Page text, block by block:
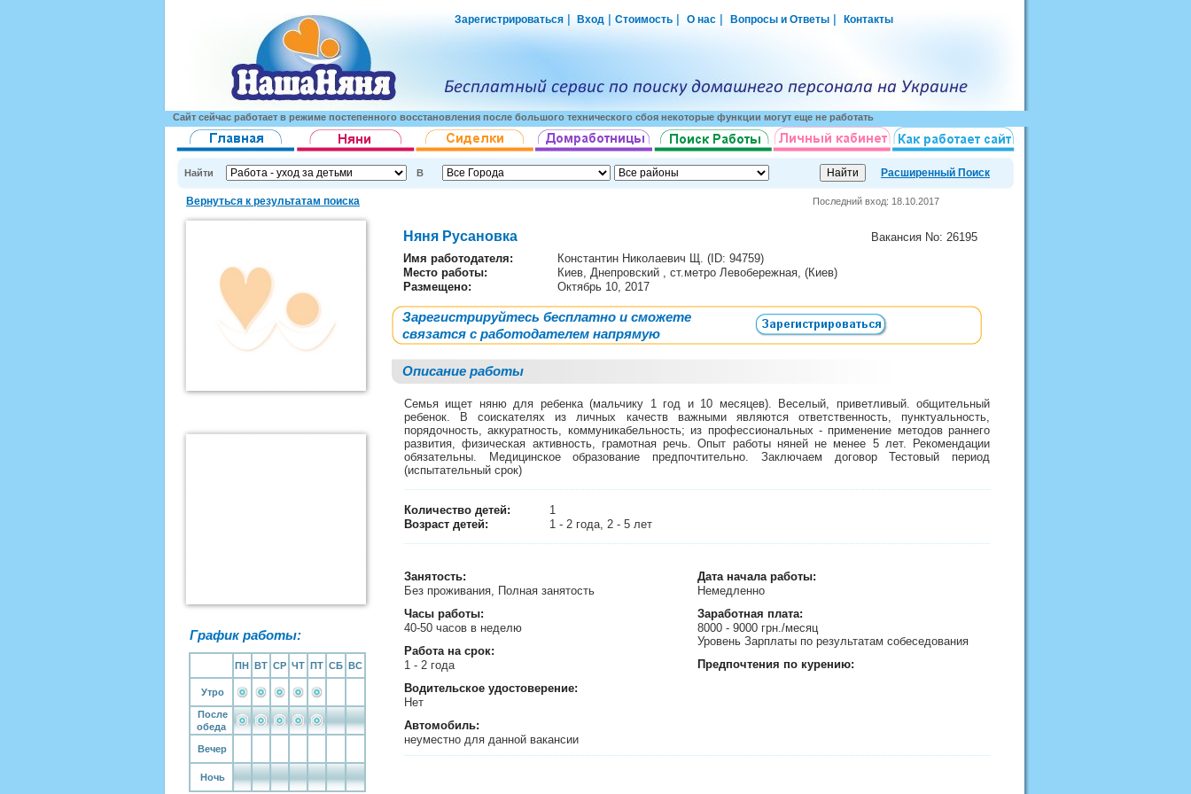
Зарегистрироваться Вход Стоимость О нас Вопросы и Ответы Контакты
Сайт сейчас работает в режиме постепенного восстановления после большого технического сбоя некоторые функции могут еще не работать
Найти В Расширенный Поиск
Вернуться к результатам поиска Последний вход: 18.10.2017
График работы:
ПН ВТ СР ЧТ ПТ СБ ВС
Утро
После
обеда
Вечер
Ночь
Няня Русановка Вакансия No: 26195
Имя работодателя:
Константин Николаевич Щ. (ID: 94759)
Место работы:
Киев, Днепровский , ст.метро Левобережная, (Киев)
Размещено:
Октябрь 10, 2017
Зарегистрируйтесь бесплатно и сможете
связатся с работодателем напрямую
Описание работы
Семья ищет няню для ребенка (мальчику 1 год и 10 месяцев). Веселый, приветливый. общительный
ребенок. В соискателях из личных качеств важными являются ответственность, пунктуальность,
порядочность, аккуратность, коммуникабельность; из профессиональных - применение методов раннего
развития, физическая активность, грамотная речь. Опыт работы няней не менее 5 лет. Рекомендации
обязательны. Медицинское образование предпочтительно. Заключаем договор Тестовый период
(испытательный срок)
Количество детей:
1
Возраст детей:
1 - 2 года, 2 - 5 лет
Занятость:
Без проживания, Полная занятость
Часы работы:
40-50 часов в неделю
Работа на срок:
1 - 2 года
Водительское удостоверение:
Нет
Автомобиль:
неуместно для данной вакансии
Дата начала работы:
Немедленно
Заработная плата:
8000 - 9000 грн./месяц
Уровень Зарплаты по результатам собеседования
Предпочтения по курению: